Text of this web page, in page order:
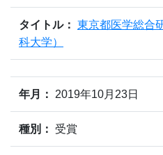
タイトル： 東京都医学総合
科大学）
年月： 2019年10月23日
種別： 受賞